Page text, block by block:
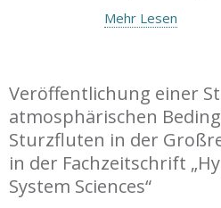
Mehr Lesen
Veröffentlichung einer
atmosphärischen
Sturzfluten in der
in der Fachzeitschrift
System Sciences“